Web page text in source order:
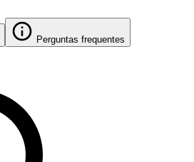
Perguntas frequentes